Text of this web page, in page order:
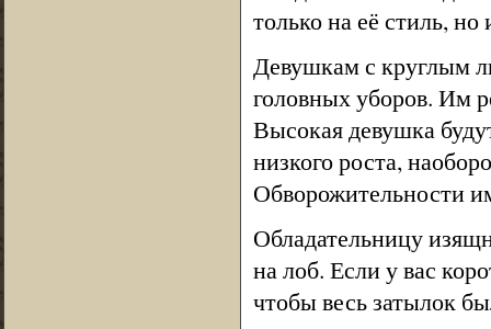
только на её стиль, но
Девушкам с круглым
головных уборов. Им
Высокая девушка
низкого роста,
Обворожительности
Обладательницу
на лоб. Если у вас
чтобы весь затылок